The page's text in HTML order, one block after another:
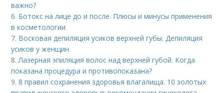
важно?
6. Ботокс на лице до и после. Плюсы и минусы применения
в косметологии
7. Восковая депиляция усиков верхней губы. Депиляция
усиков у женщин
8.Лазерная эпиляция волос над верхней губой. Когда
показана процедура и противопоказана?
9.8 правил сохранения здоровья влагалища. 10 золотых